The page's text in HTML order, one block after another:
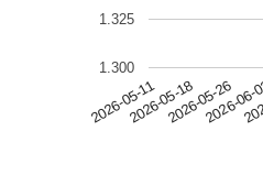
2026-05-112026-05-182026-05-26
2026-
1.300
1.325